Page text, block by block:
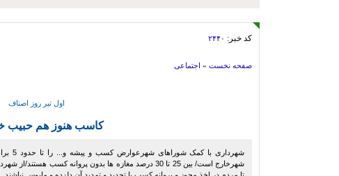
کد خبر: ۲۴۴۰
صفحه نخست » اجتماعی
اول تیر روز اصناف
کاسب هنوز هم حبیب
شهرخارج است/ بین 25 تا 30 درصد مغازه ها بدون پروانه کسب